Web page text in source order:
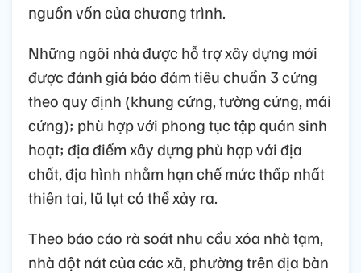
nguồn vốn của chương trình.
Những ngôi nhà được hỗ trợ xây dựng mới
được đánh giá bảo đảm tiêu chuẩn 3 cứng
theo quy định (khung cứng, tường cứng, mái
cứng); phù hợp với phong tục tập quán sinh
hoạt; địa điểm xây dựng phù hợp với địa
chất, địa hình nhằm hạn chế mức thấp nhất
thiên tai, lũ lụt có thể xảy ra.
Theo báo cáo rà soát nhu cầu xóa nhà tạm,
nhà dột nát của các xã, phường trên địa bàn